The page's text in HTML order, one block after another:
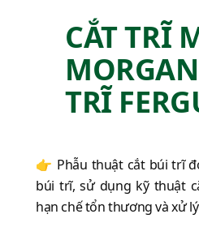
CẮT TRĨ
TRĨ
👉 Phẫu thuật cắt búi trĩ
búi trĩ, sử dụng kỹ thuật
hạn chế tổn thương và xử